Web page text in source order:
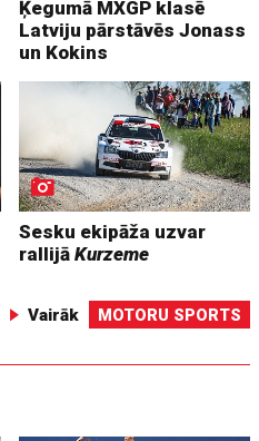
Ķegumā MXGP klasē
Latviju pārstāvēs Jonass
un Kokins
Sesku ekipāža uzvar
rallijāKurzeme
Vairāk MOTORU SPORTS